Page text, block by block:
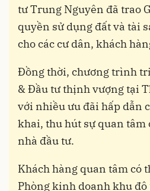
tư Trung Nguyên đã trao
quyền sử dụng đất và tài
cho các cư dân, khách
Đồng thời, chương trình
& Đầu tư thịnh vượng tại
với nhiều ưu đãi hấp dẫn
khai, thu hút sự quan tâm
nhà đầu tư.
Khách hàng quan tâm có
Phòng kinh doanh khu đô